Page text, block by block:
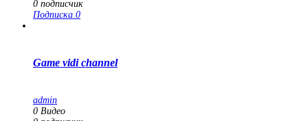
0 подписчик
Подписка 0
Game vidi channel
admin
0 Видео